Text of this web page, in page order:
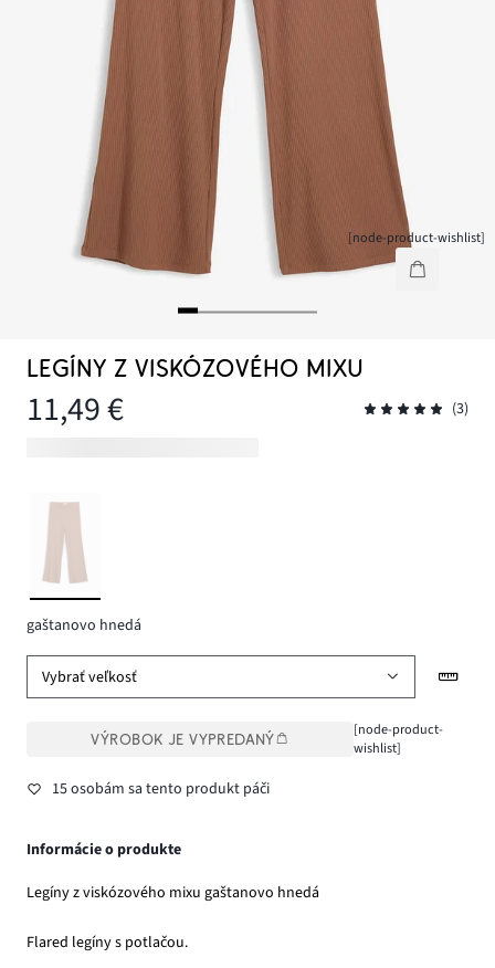
[node-product-wishlist]
LEGÍNY Z VISKÓZOVÉHO MIXU
11,49 € (3)
gaštanovo hnedá
Vybrať veľkosť
VÝROBOK JE VYPREDANÝ
[node-product-
wishlist]
15 osobám sa tento produkt páči
Informácie o produkte
Legíny z viskózového mixu gaštanovo hnedá
Flared legíny s potlačou.